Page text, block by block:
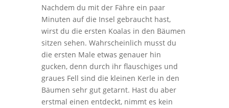
Nachdem du mit der Fähre ein paar
Minuten auf die Insel gebraucht hast,
wirst du die ersten Koalas in den Bäumen
sitzen sehen. Wahrscheinlich musst du
die ersten Male etwas genauer hin
gucken, denn durch ihr flauschiges und
graues Fell sind die kleinen Kerle in den
Bäumen sehr gut getarnt. Hast du aber
erstmal einen entdeckt, nimmt es kein